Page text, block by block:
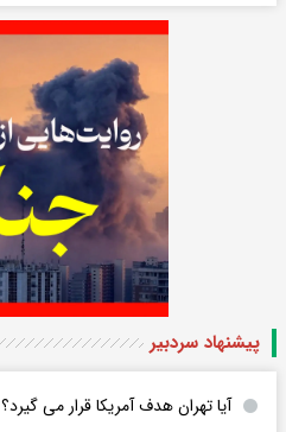
پیشنهاد سردبیر
آیا تهران هدف آمریکا قرار می گیرد؟